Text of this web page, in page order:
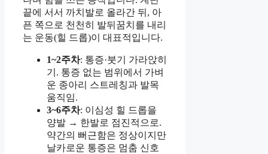
끝에 서서 까치발로 올라간 뒤, 아
픈 쪽으로 천천히 발뒤꿈치를 내리
는 운동(힐 드롭)이 대표적입니다.
1~2주차: 통증·붓기 가라앉히
기. 통증 없는 범위에서 가벼
운 종아리 스트레칭과 발목
움직임.
3~6주차: 이심성 힐 드롭을
양발 → 한발로 점진적으로.
약간의 뻐근함은 정상이지만
날카로운 통증은 멈춤 신호